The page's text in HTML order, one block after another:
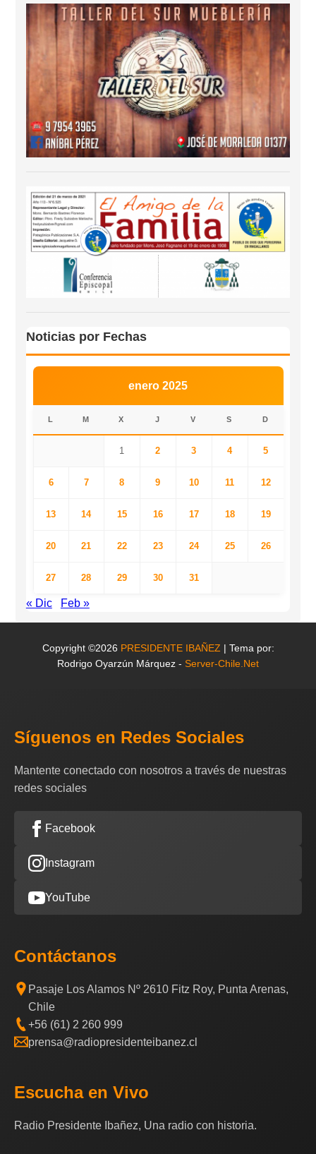
Noticias por Fechas
enero 2025
L M X J V S D
1 2 3 4 5
6 7 8 9 10 11 12
13 14 15 16 17 18 19
20 21 22 23 24 25 26
27 28 29 30 31
« Dic Feb »
Copyright ©2026 PRESIDENTE IBAÑEZ | Tema por:
Rodrigo Oyarzún Márquez - Server-Chile.Net
Síguenos en Redes Sociales
Mantente conectado con nosotros a través de nuestras
redes sociales
Facebook
Instagram
YouTube
Contáctanos
Pasaje Los Alamos Nº 2610 Fitz Roy, Punta Arenas,
Chile
+56 (61) 2 260 999
prensa@radiopresidenteibanez.cl
Escucha en Vivo
Radio Presidente Ibañez, Una radio con historia.